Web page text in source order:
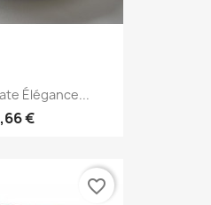
Élégance...
€
favorite_border